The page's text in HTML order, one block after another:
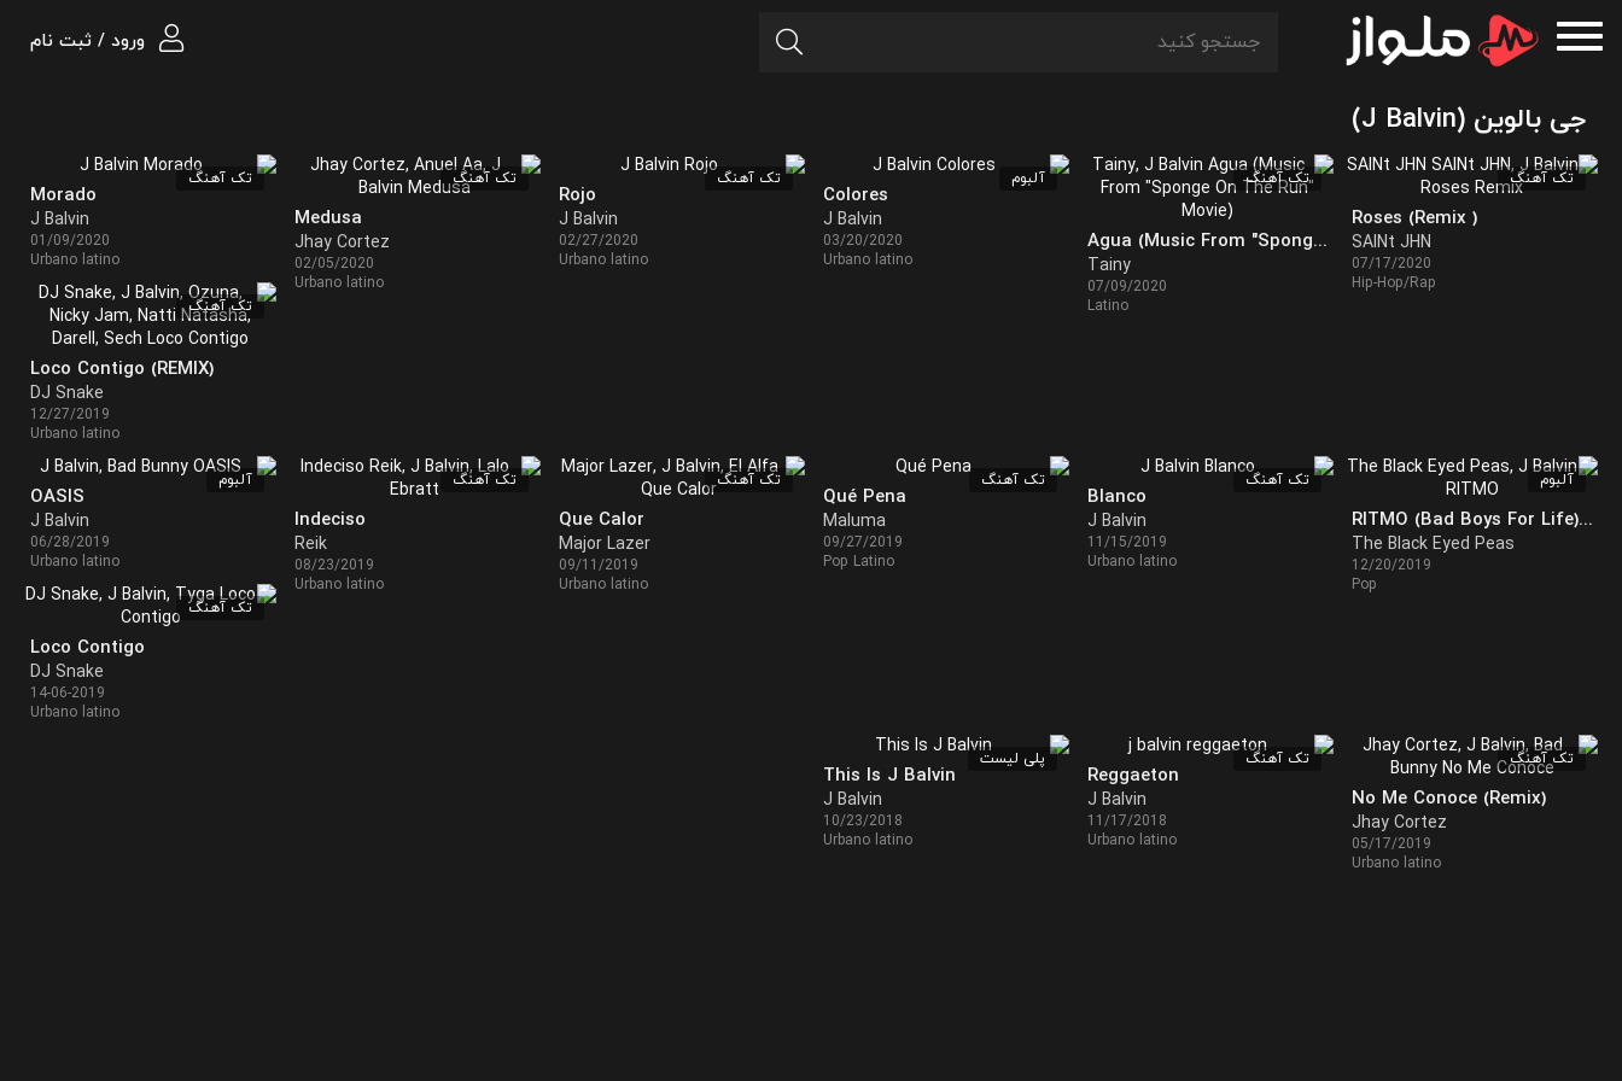
ورود / ثبت نام
جی بالوین (J Balvin)
تک آهنگ
Roses (Remix )
SAINt JHN
07/17/2020
Hip-Hop/Rap
تک آهنگ
Agua (Music From "Sponge On The Run" Movie)
Tainy
07/09/2020
Latino
آلبوم
Colores
J Balvin
03/20/2020
Urbano latino
تک آهنگ
Rojo
J Balvin
02/27/2020
Urbano latino
تک آهنگ
Medusa
Jhay Cortez
02/05/2020
Urbano latino
تک آهنگ
Morado
J Balvin
01/09/2020
Urbano latino
تک آهنگ
Loco Contigo (REMIX)
DJ Snake
12/27/2019
Urbano latino
آلبوم
RITMO (Bad Boys For Life) - Ep
The Black Eyed Peas
12/20/2019
Pop
تک آهنگ
Blanco
J Balvin
11/15/2019
Urbano latino
تک آهنگ
Qué Pena
Maluma
09/27/2019
Pop Latino
تک آهنگ
Que Calor
Major Lazer
09/11/2019
Urbano latino
تک آهنگ
Indeciso
Reik
08/23/2019
Urbano latino
آلبوم
OASIS
J Balvin
06/28/2019
Urbano latino
تک آهنگ
Loco Contigo
DJ Snake
14-06-2019
Urbano latino
تک آهنگ
No Me Conoce (Remix)
Jhay Cortez
05/17/2019
Urbano latino
تک آهنگ
Reggaeton
J Balvin
11/17/2018
Urbano latino
پلی لیست
This Is J Balvin
J Balvin
10/23/2018
Urbano latino